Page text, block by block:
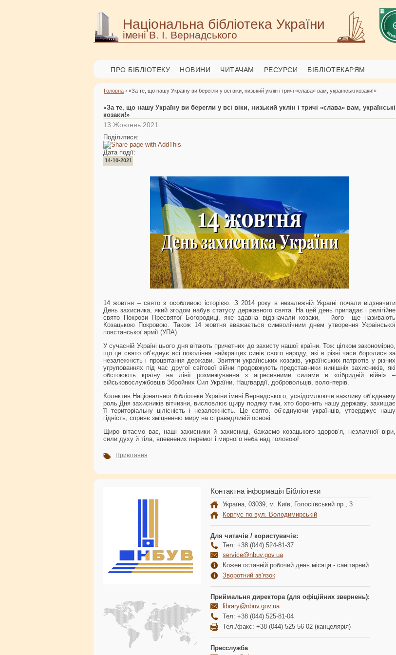
Національна бібліотека України
імені В. І. Вернадського
ПРО БІБЛІОТЕКУ НОВИНИ ЧИТАЧАМ РЕСУРСИ БІБЛІОТЕКАРЯМ
Головна › «За те, що нашу Україну ви берегли у всі віки, низький уклін і тричі «слава» вам, українські козаки!»
«За те, що нашу Україну ви берегли у всі віки, низький уклін і тричі «слава» вам, українські
козаки!»
13 Жовтень 2021
Поділитися:
Дата події:
14-10-2021
14 жовтня – свято з особливою історією. З 2014 року в незалежній Україні почали відзначати
День захисника, який згодом набув статусу державного свята. На цей день припадає і релігійне
свято Покрови Пресвятої Богородиці, яке здавна відзначали козаки, – його ще називають
Козацькою Покровою. Також 14 жовтня вважається символічним днем утворення Української
повстанської армії (УПА).
У сучасній Україні цього дня вітають причетних до захисту нашої країни. Тож цілком закономірно,
що це свято об’єднує всі покоління найкращих синів свого народу, які в різні часи боролися за
незалежність і процвітання держави. Звитяги українських козаків, українських патріотів у різних
угрупованнях під час другої світової війни продовжують представники нинішніх захисників, які
обстоюють країну на лінії розмежування з агресивними силами в «гібридній війні» –
військовослужбовців Збройних Сил України, Нацгвардії, добровольців, волонтерів.
Колектив Національної бібліотеки України імені Вернадського, усвідомлюючи важливу об’єднавчу
роль Дня захисників вітчизни, висловлює щиру подяку тим, хто боронить нашу державу, захищає
її територіальну цілісність і незалежність. Це свято, об’єднуючи українців, утверджує нашу
гідність, сприяє зміцненню миру на справедливій основі.
Щиро вітаємо вас, наші захисники й захисниці, бажаємо козацького здоров’я, незламної віри,
сили духу й тіла, впевнених перемог і мирного неба над головою!
Привітання
Контактна інформація Бібліотеки
Україна, 03039, м. Київ, Голосіївський пр., 3
Корпус по вул. Володимирській
Для читачів / користувачів:
Тел: +38 (044) 524-81-37
service@nbuv.gov.ua
Кожен останній робочий день місяця - санітарний
Зворотний зв'язок
Приймальня директора (для офіційних звернень):
library@nbuv.gov.ua
Тел: +38 (044) 525-81-04
Тел./факс: +38 (044) 525-56-02 (канцелярія)
Пресслужба